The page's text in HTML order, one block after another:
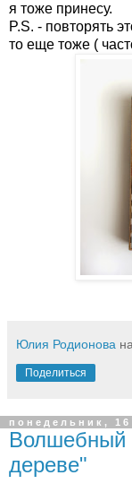
я тоже принесу.
P.S. - повторять
то еще тоже (
Юлия Родионова
Поделиться
понедельник, 16
Волшебный
дереве"